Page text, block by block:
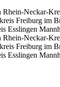
Rhein-Neckar-
Freiburg im
Esslingen
Rhein-Neckar-
Freiburg im
Esslingen